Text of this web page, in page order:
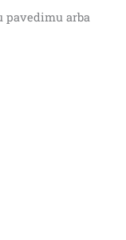
pavedimu arba